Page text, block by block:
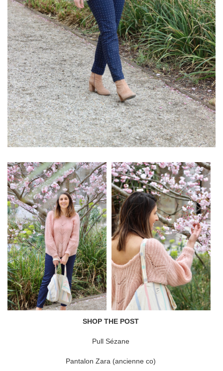
SHOP THE POST
Pull Sézane
Pantalon Zara (ancienne co)